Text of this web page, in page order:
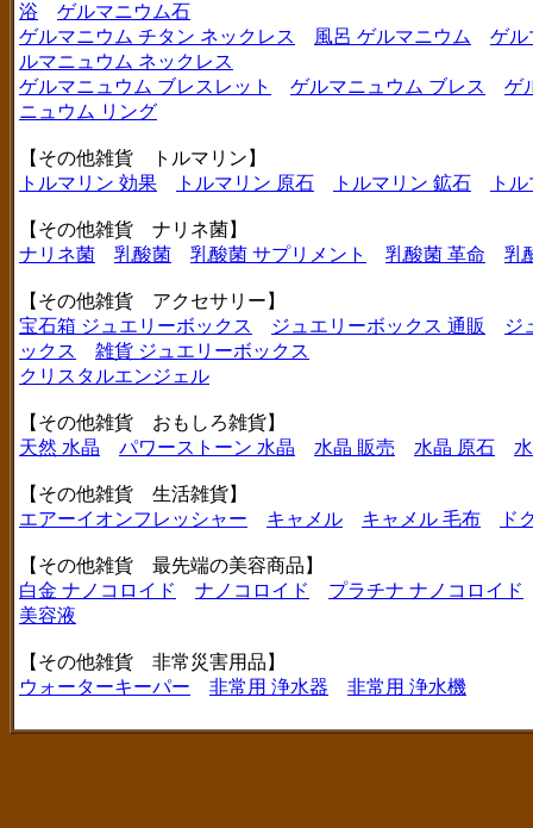
浴
ゲルマニウム石
ゲルマニウム チタン ネックレス
風呂 ゲルマニウム
ゲル
ルマニュウム ネックレス
ゲルマニュウム ブレスレット
ゲルマニュウム ブレス
ゲ
ニュウム リング
【その他雑貨 トルマリン】
トルマリン 効果
トルマリン 原石 トルマリン 鉱石 ト
【その他雑貨 ナリネ菌】
ナリネ菌
乳酸菌 乳酸菌 サプリメント 乳酸菌 革命 乳
【その他雑貨 アクセサリー】
宝石箱 ジュエリーボックス
ジュエリーボックス 通販
ジ
ックス
雑貨 ジュエリーボックス
クリスタルエンジェル
【その他雑貨 おもしろ雑貨】
天然 水晶
パワーストーン 水晶 水晶 販売 水晶 原石
【その他雑貨 生活雑貨】
エアーイオンフレッシャー
キャメル キャメル 毛布 ド
【その他雑貨 最先端の美容商品】
白金 ナノコロイド
ナノコロイド
プラチナ ナノコロイド
美容液
【その他雑貨 非常災害用品】
ウォーターキーパー
非常用 浄水器 非常用 浄水機